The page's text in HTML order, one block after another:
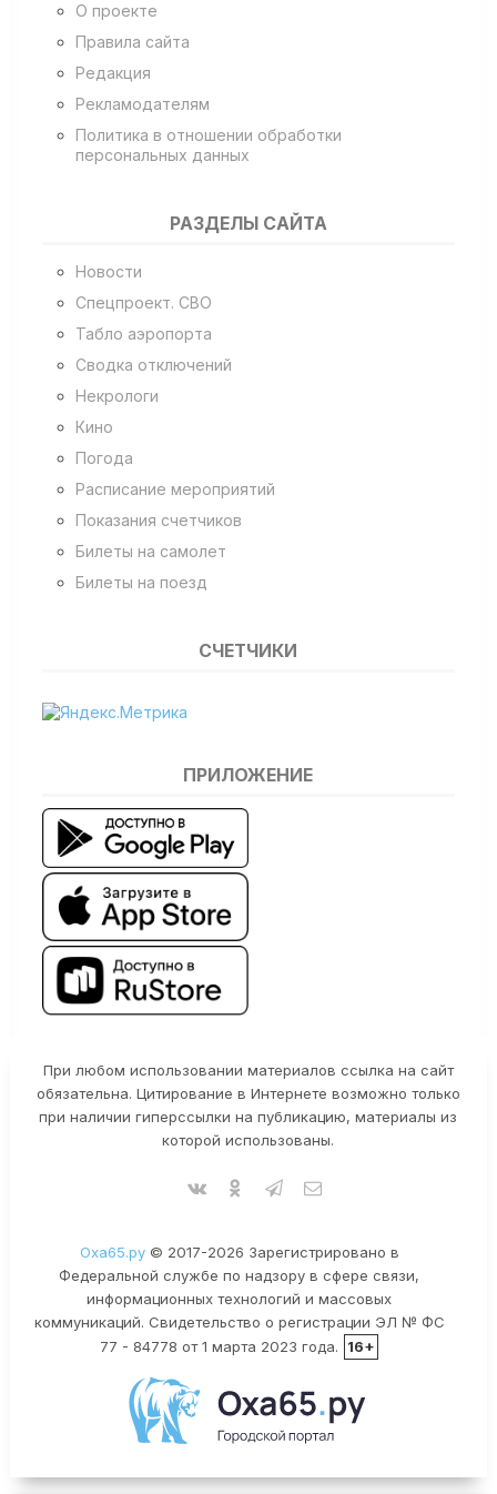
О проекте
Правила сайта
Редакция
Рекламодателям
Политика в отношении обработки
персональных данных
РАЗДЕЛЫ САЙТА
Новости
Спецпроект. СВО
Табло аэропорта
Сводка отключений
Некрологи
Кино
Погода
Расписание мероприятий
Показания счетчиков
Билеты на самолет
Билеты на поезд
СЧЕТЧИКИ
ПРИЛОЖЕНИЕ
При любом использовании материалов ссылка на сайт
обязательна. Цитирование в Интернете возможно только
при наличии гиперссылки на публикацию, материалы из
которой использованы.
Оха65.ру© 2017-2026 Зарегистрировано в
Федеральной службе по надзору в сфере связи,
информационных технологий и массовых
коммуникаций. Свидетельство о регистрации ЭЛ № ФС
77 - 84778 от 1 марта 2023 года.
16+